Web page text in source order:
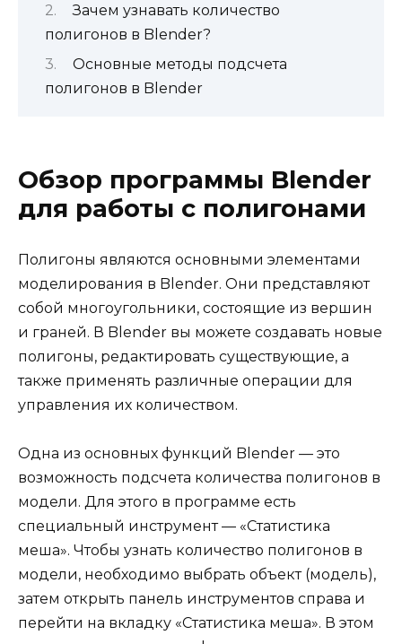
Зачем узнавать количество
полигонов в Blender?
Основные методы подсчета
полигонов в Blender
Обзор программы Blender
для работы с полигонами
Полигоны являются основными элементами
моделирования в Blender. Они представляют
собой многоугольники, состоящие из вершин
и граней. В Blender вы можете создавать новые
полигоны, редактировать существующие, а
также применять различные операции для
управления их количеством.
Одна из основных функций Blender — это
возможность подсчета количества полигонов в
модели. Для этого в программе есть
специальный инструмент — «Статистика
меша». Чтобы узнать количество полигонов в
модели, необходимо выбрать объект (модель),
затем открыть панель инструментов справа и
перейти на вкладку «Статистика меша». В этом